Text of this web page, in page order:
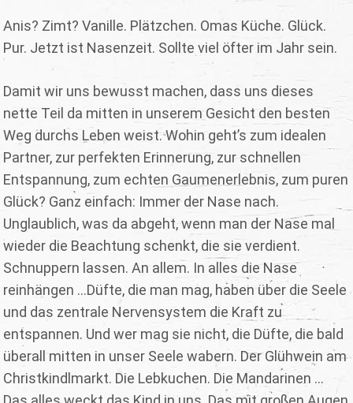
Anis? Zimt? Vanille. Plätzchen. Omas Küche. Glück.
Pur. Jetzt ist Nasenzeit. Sollte viel öfter im Jahr sein.
Damit wir uns bewusst machen, dass uns dieses
nette Teil da mitten in unserem Gesicht den besten
Weg durchs Leben weist. Wohin geht’s zum idealen
Partner, zur perfekten Erinnerung, zur schnellen
Entspannung, zum echten Gaumenerlebnis, zum puren
Glück? Ganz einfach: Immer der Nase nach.
Unglaublich, was da abgeht, wenn man der Nase mal
wieder die Beachtung schenkt, die sie verdient.
Schnuppern lassen. An allem. In alles die Nase
reinhängen ...Düfte, die man mag, haben über die Seele
und das zentrale Nervensystem die Kraft zu
entspannen. Und wer mag sie nicht, die Düfte, die bald
überall mitten in unser Seele wabern. Der Glühwein am
Christkindlmarkt. Die Lebkuchen. Die Mandarinen ...